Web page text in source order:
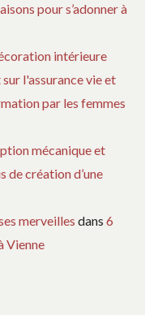
pour s’adonner à
intérieure
l'assurance vie et
par les femmes
mécanique et
de création d’une
merveilles dans 6
Vienne